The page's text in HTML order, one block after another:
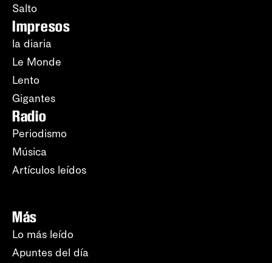
Salto
Impresos
la diaria
Le Monde
Lento
Gigantes
Radio
Periodismo
Música
Artículos leídos
Más
Lo más leído
Apuntes del día